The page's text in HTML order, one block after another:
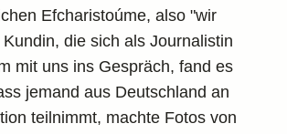
Efcharistoúme, also "wir
die sich als Journalistin
mit uns ins Gespräch, fand es
jemand aus Deutschland an
teilnimmt, machte Fotos von